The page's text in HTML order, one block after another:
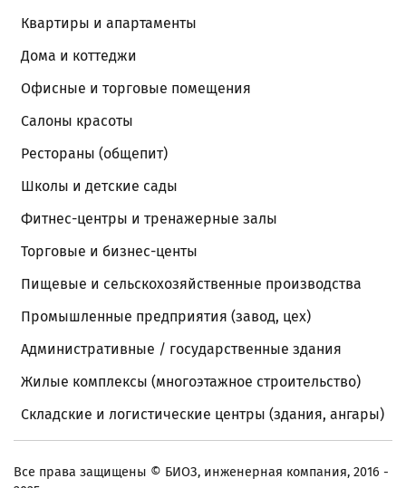
Квартиры и апартаменты
Дома и коттеджи
Офисные и торговые помещения
Салоны красоты
Рестораны (общепит)
Школы и детские сады
Фитнес-центры и тренажерные залы
Торговые и бизнес-центы
Пищевые и сельскохозяйственные производства
Промышленные предприятия (завод, цех)
Административные / государственные здания
Жилые комплексы (многоэтажное строительство)
Складские и логистические центры (здания, ангары)
Все права защищены © БИОЗ, инженерная компания, 2016 -